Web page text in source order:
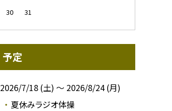
30
31
予定
2026/7/18 (土) ～ 2026/8/24 (月)
夏休みラジオ体操